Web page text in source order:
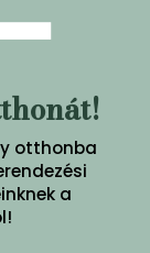
otthonba
a